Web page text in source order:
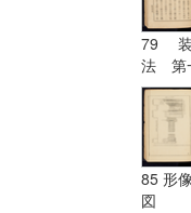
79 装
法 第
プリ
及ヒ
シヨン
85 形
図